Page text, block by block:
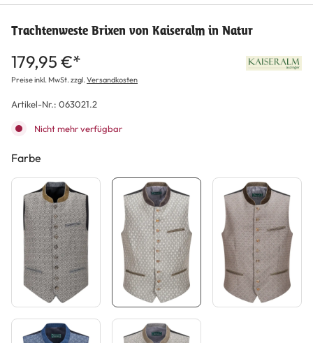
Trachtenweste Brixen von Kaiseralm in Natur
179,95 €*
Preise inkl. MwSt. zzgl.Versandkosten
Artikel-Nr.: 063021.2
Nicht mehr verfügbar
Farbe